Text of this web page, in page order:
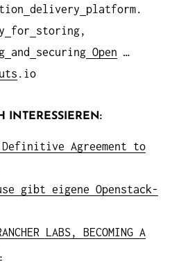
delivery
platform.
for
storing,
and securing Open …
.io
INTERESSIEREN:
Definitive Agreement to
gibt eigene Openstack-
LABS, BECOMING A